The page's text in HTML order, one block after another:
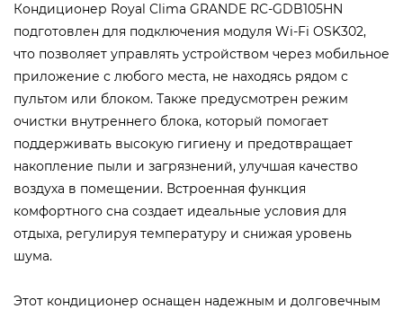
Кондиционер Royal Clima GRANDE RC-GDB105HN
подготовлен для подключения модуля Wi-Fi OSK302,
что позволяет управлять устройством через мобильное
приложение с любого места, не находясь рядом с
пультом или блоком. Также предусмотрен режим
очистки внутреннего блока, который помогает
поддерживать высокую гигиену и предотвращает
накопление пыли и загрязнений, улучшая качество
воздуха в помещении. Встроенная функция
комфортного сна создает идеальные условия для
отдыха, регулируя температуру и снижая уровень
шума.
Этот кондиционер оснащен надежным и долговечным